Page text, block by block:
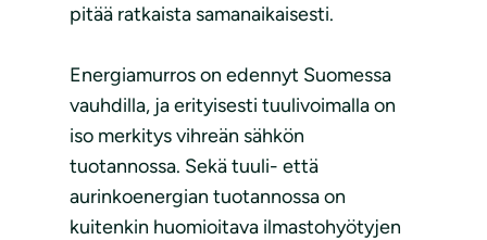
pitää ratkaista samanaikaisesti.
Energiamurros on edennyt Suomessa
vauhdilla, ja erityisesti tuulivoimalla on
iso merkitys vihreän sähkön
tuotannossa. Sekä tuuli- että
aurinkoenergian tuotannossa on
kuitenkin huomioitava ilmastohyötyjen